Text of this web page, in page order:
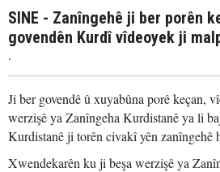
SINE - Zanîngehê ji ber porên
govendên Kurdî vîdeoyek ji
.
Ji ber govendê û xuyabûna porê keçan,
werzişê ya Zanîngeha Kurdistanê ya li
Kurdistanê ji torên civakî yên zanîngehê
Xwendekarên ku ji beşa werzişê ya